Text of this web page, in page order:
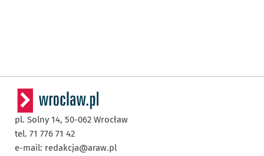
pl. Solny 14, 50-062 Wrocław
tel. 71 776 71 42
e-mail: redakcja@araw.pl